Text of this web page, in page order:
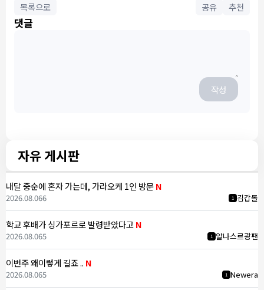
목록으로 공유 추천
댓글
작성
자유 게시판
내달 중순에 혼자 가는데, 가라오케 1인 방문N
1 김갑돌
2026.08.066
학교 후배가 싱가포르로 발령받았다고N
1 알나스르광팬
2026.08.065
이번주 왜이렇게 길죠 .. N
1 Newera
2026.08.065